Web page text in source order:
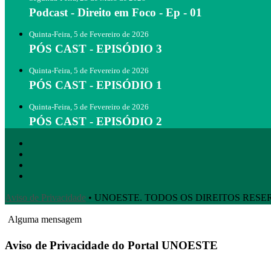
Podcast - Direito em Foco - Ep - 01
Quinta-Feira, 5 de Fevereiro de 2026
PÓS CAST - EPISÓDIO 3
Quinta-Feira, 5 de Fevereiro de 2026
PÓS CAST - EPISÓDIO 1
Quinta-Feira, 5 de Fevereiro de 2026
PÓS CAST - EPISÓDIO 2
Aviso de Privacidade • UNOESTE. TODOS OS DIREITOS
Alguma mensagem
Aviso de Privacidade do Portal UNOESTE